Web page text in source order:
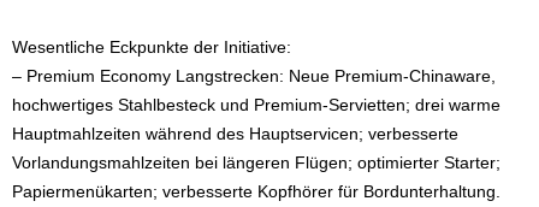
Wesentliche Eckpunkte der Initiative:
– Premium Economy Langstrecken: Neue Premium-Chinaware,
hochwertiges Stahlbesteck und Premium-Servietten; drei warme
Hauptmahlzeiten während des Hauptservicen; verbesserte
Vorlandungsmahlzeiten bei längeren Flügen; optimierter Starter;
Papiermenükarten; verbesserte Kopfhörer für Bordunterhaltung.